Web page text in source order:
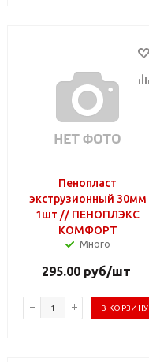
Пенопласт
экструзионный 30мм
1шт // ПЕНОПЛЭКС
КОМФОРТ
Много
295.00руб/шт
В КОРЗИНУ